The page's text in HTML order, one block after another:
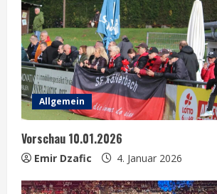
Allgemein
Vorschau 10.01.2026
Emir Dzafic 4. Januar 2026